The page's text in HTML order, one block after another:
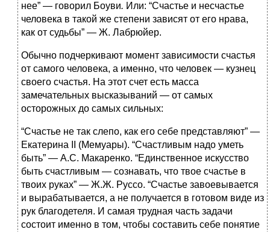
нее” — говорил Боуви. Или: “Счастье и несчастье
человека в такой же степени зависят от его нрава,
как от судьбы” — Ж. Лабрюйер.
Обычно подчеркивают момент зависимости счастья
от самого человека, а именно, что человек — кузнец
своего счастья. На этот счет есть масса
замечательных высказываний — от самых
осторожных до самых сильных:
“Счастье не так слепо, как его себе представляют” —
Екатерина II (Мемуары). “Счастливым надо уметь
быть” — А.С. Макаренко. “Единственное искусство
быть счастливым — сознавать, что твое счастье в
твоих руках” — Ж.Ж. Руссо. “Счастье завоевывается
и вырабатывается, а не получается в готовом виде из
рук благодетеля. И самая трудная часть задачи
состоит именно в том, чтобы составить себе понятие